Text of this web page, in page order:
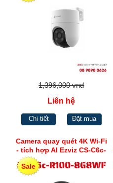
1,396,000 vnđ
Liên hệ
Chi tiết Đặt mua
Camera quay quét 4K Wi-Fi
- tích hợp AI Ezviz CS-C6c-
Sale